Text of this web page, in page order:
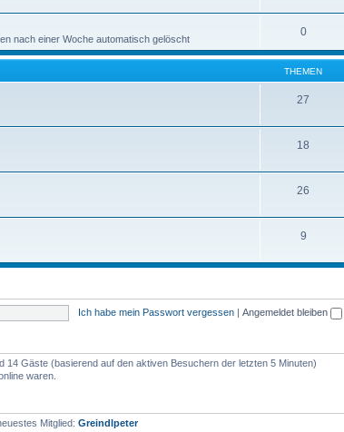
nach einer Woche automatisch gelöscht
0
THEMEN
27
18
26
9
Ich habe mein Passwort vergessen | Angemeldet bleiben
14 Gäste (basierend auf den aktiven Besuchern der letzten 5 Minuten)
waren.
Mitglied: Greindlpeter